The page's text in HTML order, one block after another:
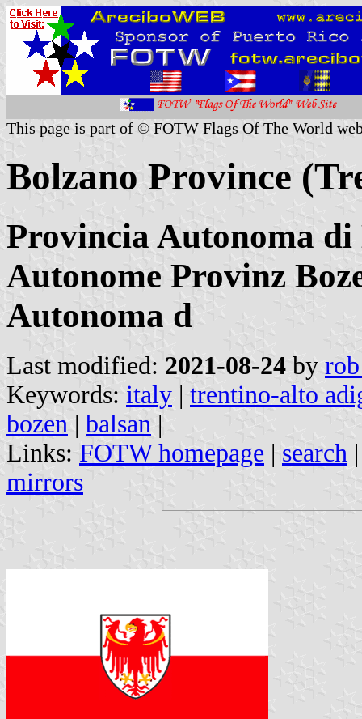
This page is part of © FOTW Flags Of The World
Bolzano Province
Provincia Autonoma
Autonome Provinz
Autonoma d
Last modified: 2021-08-24 by
Keywords: italy | trentino-alto
bozen | balsan |
Links: FOTW homepage | search
mirrors